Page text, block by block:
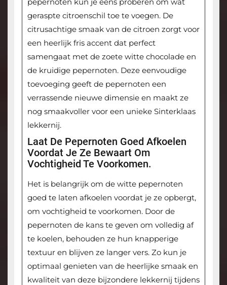
geraspte citroenschil toe te voegen. De
citrusachtige smaak van de citroen zorgt voor
een heerlijk fris accent dat perfect
samengaat met de zoete witte chocolade en
de kruidige pepernoten. Deze eenvoudige
toevoeging geeft de pepernoten een
verrassende nieuwe dimensie en maakt ze
nog smaakvoller voor een unieke Sinterklaas
lekkernij.
Laat De Pepernoten Goed Afkoelen
Voordat Je Ze Bewaart Om
Vochtigheid Te Voorkomen.
Het is belangrijk om de witte pepernoten
goed te laten afkoelen voordat je ze opbergt,
om vochtigheid te voorkomen. Door de
pepernoten de kans te geven om volledig af
te koelen, behouden ze hun knapperige
textuur en blijven ze langer vers. Zo kun je
optimaal genieten van de heerlijke smaak en
kwaliteit van deze bijzondere lekkernij tijdens